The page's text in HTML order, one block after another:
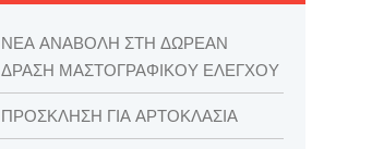
ΝΕΑ ΑΝΑΒΟΛΗ ΣΤΗ ΔΩΡΕΑΝ
ΔΡΑΣΗ ΜΑΣΤΟΓΡΑΦΙΚΟΥ ΕΛΕΓΧΟΥ
ΠΡΟΣΚΛΗΣΗ ΓΙΑ ΑΡΤΟΚΛΑΣΙΑ